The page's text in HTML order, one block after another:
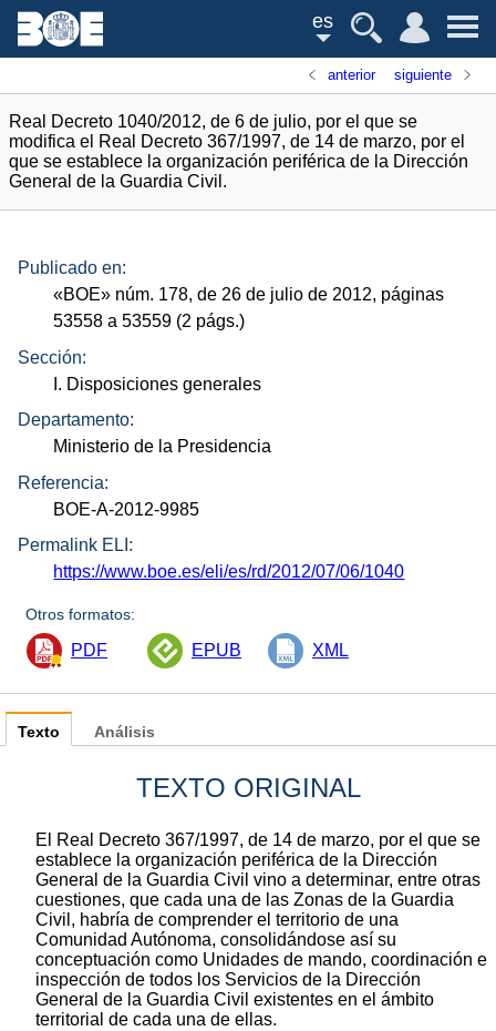
es
anterior siguiente
Real Decreto 1040/2012, de 6 de julio, por el que se
modifica el Real Decreto 367/1997, de 14 de marzo, por el
que se establece la organización periférica de la Dirección
General de la Guardia Civil.
Publicado en:
«BOE» núm. 178, de 26 de julio de 2012, páginas
53558 a 53559 (2 págs.)
Sección:
I. Disposiciones generales
Departamento:
Ministerio de la Presidencia
Referencia:
BOE-A-2012-9985
Permalink ELI:
https://www.boe.es/eli/es/rd/2012/07/06/1040
Otros formatos:
PDF EPUB XML
Texto
TEXTO ORIGINAL
El Real Decreto 367/1997, de 14 de marzo, por el que se
establece la organización periférica de la Dirección
General de la Guardia Civil vino a determinar, entre otras
cuestiones, que cada una de las Zonas de la Guardia
Civil, habría de comprender el territorio de una
Comunidad Autónoma, consolidándose así su
conceptuación como Unidades de mando, coordinación e
inspección de todos los Servicios de la Dirección
General de la Guardia Civil existentes en el ámbito
territorial de cada una de ellas.
Análisis